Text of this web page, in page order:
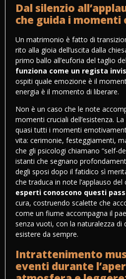
Dal silenzio
che guida i momenti
Un matrimonio è fatto di
rito alla gioia dell’uscita dalla
primo ballo all’euforia del taglio
funziona come un regista
ospiti quale emozione è il
energia è il momento di liberare.
Non è un caso che le note
momenti cruciali dell’esistenza.
quasi tutti i momenti
vita: cerimonie, festeggiamenti,
che gli psicologi chiamano “self-
istanti che segnano
degli sposi dopo il fatidico sì
che traduca in note l’applauso del
esperti conoscono questi
cura, costruendo scalette che
come un fiume accompagna il
senza vuoti, con la naturalezza di
esistere da sempre.
Intrattenimento
eventi durante